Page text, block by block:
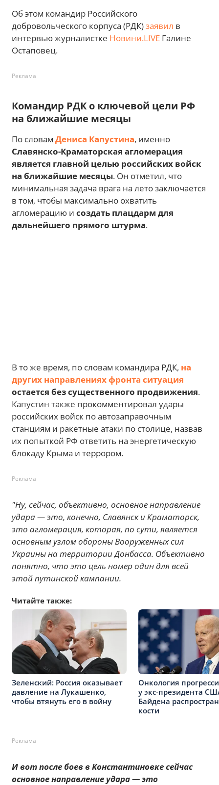
Об этом командир Российского
добровольческого корпуса (РДК)заявил в
интервью журналистке Новини.LIVE Галине
Остаповец.
Реклама
Командир РДК о ключевой цели РФ
на ближайшие месяцы
По словам Дениса Капустина, именно
Славянско-Краматорская агломерация
является главной целью российских войск
на ближайшие месяцы. Он отметил, что
минимальная задача врага на лето заключается
в том, чтобы максимально охватить
агломерацию и создать плацдарм для
дальнейшего прямого штурма.
В то же время, по словам командира РДК, на
других направлениях фронта ситуация
остается без существенного продвижения.
Капустин также прокомментировал удары
российских войск по автозаправочным
станциям и ракетные атаки по столице, назвав
их попыткой РФ ответить на энергетическую
блокаду Крыма и террором.
Реклама
"Ну, сейчас, объективно, основное направление
удара — это, конечно, Славянск и Краматорск,
это агломерация, которая, по сути, является
основным узлом обороны Вооруженных сил
Украины на территории Донбасса. Объективно
понятно, что это цель номер один для всей
этой путинской кампании.
Читайте также:
Зеленский: Россия оказывает
давление на Лукашенко,
чтобы втянуть его в войну
Онкология
у экс-президента
Байдена
кости
Реклама
И вот после боев в Константиновке сейчас
основное направление удара — это